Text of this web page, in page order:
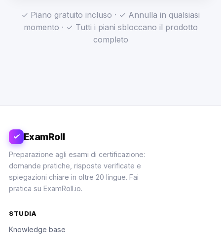
✓ Piano gratuito incluso · ✓ Annulla in qualsiasi
momento · ✓ Tutti i piani sbloccano il prodotto
completo
ExamRoll
Preparazione agli esami di certificazione:
domande pratiche, risposte verificate e
spiegazioni chiare in oltre 20 lingue. Fai
pratica su ExamRoll.io.
STUDIA
Knowledge base